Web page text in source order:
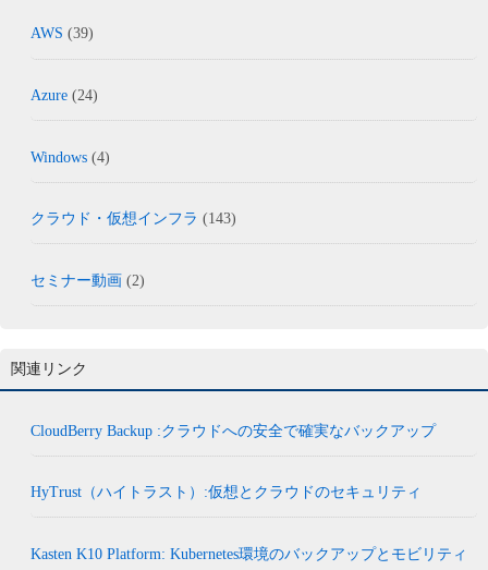
AWS (39)
Azure (24)
Windows (4)
クラウド・仮想インフラ (143)
セミナー動画 (2)
関連リンク
CloudBerry Backup :クラウドへの安全で確実なバックアップ
HyTrust（ハイトラスト）:仮想とクラウドのセキュリティ
Kasten K10 Platform: Kubernetes環境のバックアップとモビリティ